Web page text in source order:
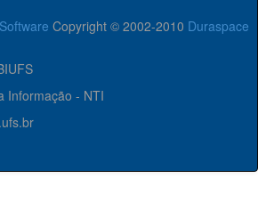
Copyright © 2002-2010 Duraspace
Informação - NTI